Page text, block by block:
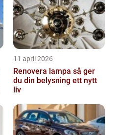
11 april 2026
Renovera lampa så ger
du din belysning ett nytt
liv